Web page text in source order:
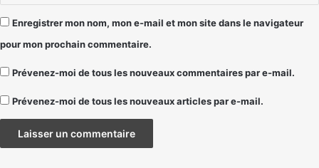
Enregistrer mon nom, mon e-mail et mon site dans le navigateur
pour mon prochain commentaire.
Prévenez-moi de tous les nouveaux commentaires par e-mail.
Prévenez-moi de tous les nouveaux articles par e-mail.